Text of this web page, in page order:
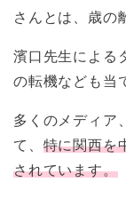
さんとは、歳の
濱口先生による
の転機なども当
多くのメディア
て、 特に関西を
されています。